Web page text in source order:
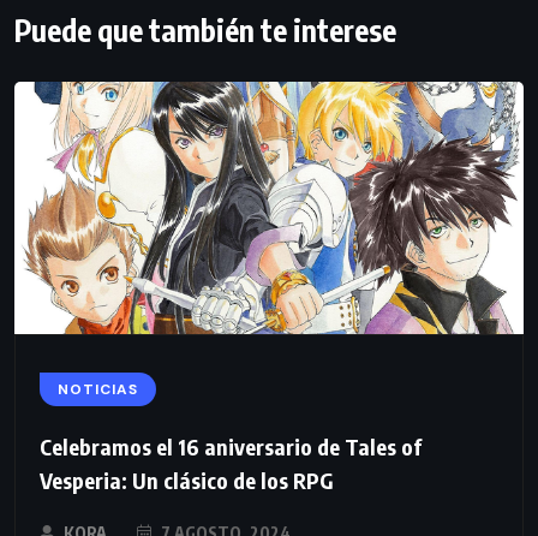
Puede que también te interese
NOTICIAS
Celebramos el 16 aniversario de Tales of
Vesperia: Un clásico de los RPG